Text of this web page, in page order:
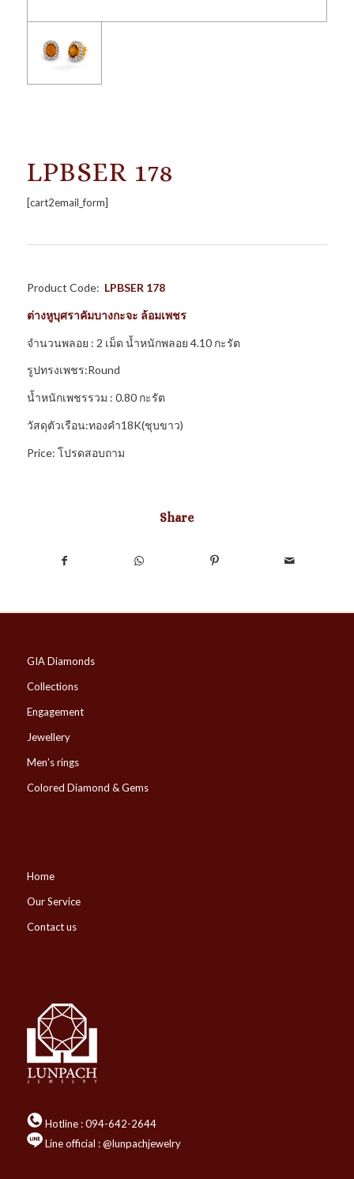
LPBSER 178
[cart2email_form]
Product Code: LPBSER 178
ต่างหูบุศราคัมบางกะจะ ล้อมเพชร
จำนวนพลอย : 2 เม็ด น้ำหนักพลอย 4.10 กะรัต
รูปทรงเพชร:Round
น้ำหนักเพชรรวม : 0.80 กะรัต
วัสดุตัวเรือน:ทองคำ18K(ชุบขาว)
Price: โปรดสอบถาม
Share
GIA Diamonds
Collections
Engagement
Jewellery
Men’s rings
Colored Diamond & Gems
Home
Our Service
Contact us
Hotline :094-642-2644
Line official : @lunpachjewelry